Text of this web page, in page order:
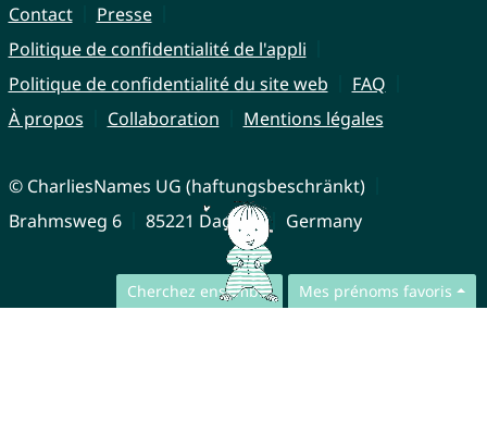
Cherchez ensemble Mes prénoms favoris
Contact
Presse
Politique de confidentialité de l'appli
Politique de confidentialité du site web
FAQ
À propos
Collaboration Mentions légales
© CharliesNames UG (haftungsbeschränkt)
Brahmsweg 6
85221 Dachau Germany